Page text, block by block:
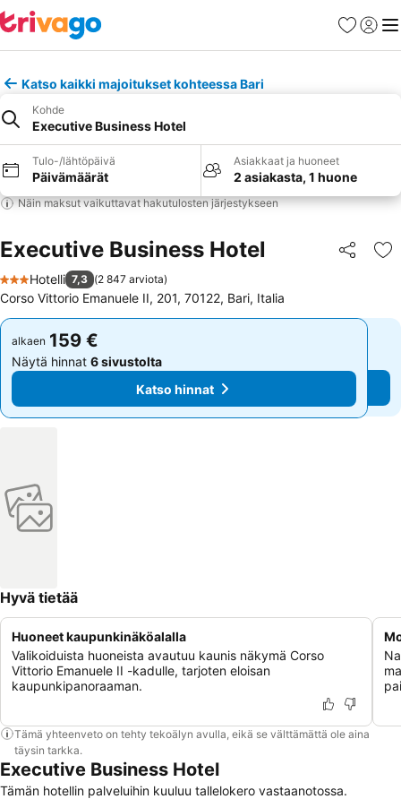
Suosikit
Katso kaikki majoitukset kohteessa Bari
Kohde
Executive Business Hotel
Tulo-/lähtöpäivä
Päivämäärät
Asiakkaat ja huoneet
2 asiakasta, 1 huone
Näin maksut vaikuttavat hakutulosten järjestykseen
Executive Business Hotel Jaa
3 Tähtiluokitus
Hotelli 7,3 (2 847 arviota)
Corso Vittorio Emanuele II, 201, 70122, Bari, Italia
alkaen 159 €
Näytä hinnat 6 sivustolta
Katso hinnat
alkaen 159 €
Näytä hinnat 6 sivustolta
Katso hinnat
Hyvä tietää
Huoneet kaupunkinäköalalla
Valikoiduista huoneista avautuu kaunis näkymä Corso
Vittorio Emanuele II -kadulle, tarjoten eloisan
kaupunkipanoraaman.
Tämä yhteenveto on tehty tekoälyn avulla, eikä se välttämättä ole aina
täysin tarkka.
Executive Business Hotel
Tämän hotellin palveluihin kuuluu tallelokero vastaanotossa.